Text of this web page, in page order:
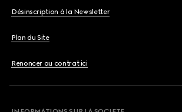
Désinscription à la Newsletter
Plan du Site
Renoncer au contrat ici